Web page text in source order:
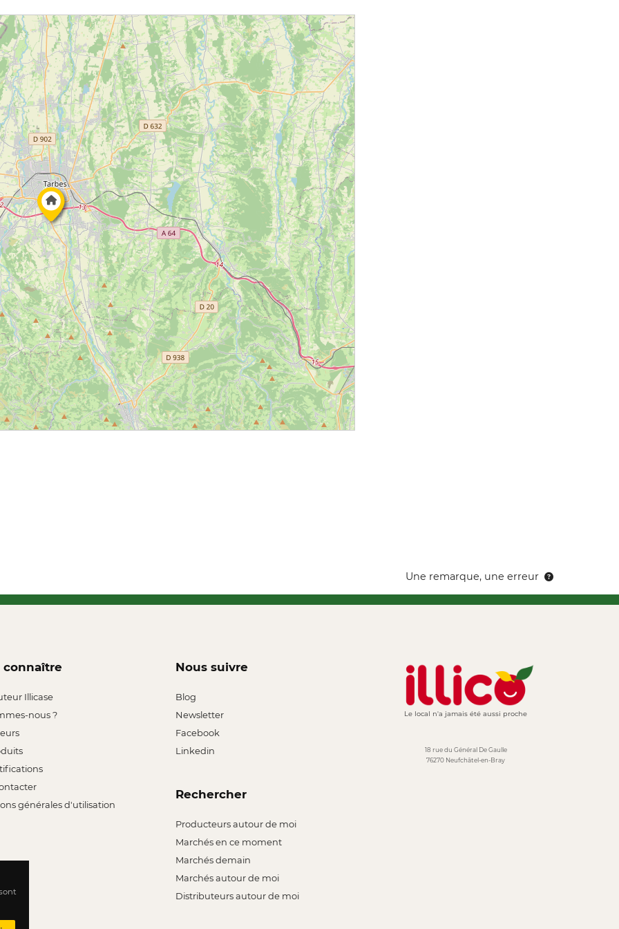
Une remarque, une erreur
connaître
Illicase
nous ?
générales d'utilisation
Nous suivre
Blog
Newsletter
Facebook
Linkedin
Rechercher
Producteurs autour de moi
Marchés en ce moment
Marchés demain
Marchés autour de moi
Distributeurs autour de moi
Le local n'a jamais été aussi proche
18 rue du Général De Gaulle
76270 Neufchâtel-en-Bray